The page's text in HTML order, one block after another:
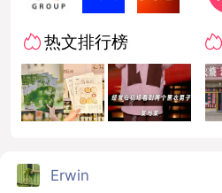
热文排行榜
Erwin